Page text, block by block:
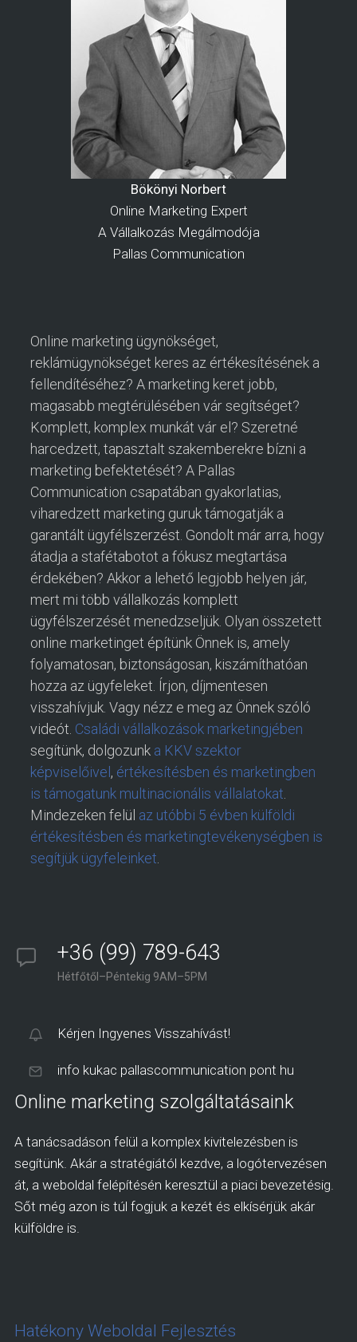
Bökönyi Norbert
Online Marketing Expert
A Vállalkozás Megálmodója
Pallas Communication
Online marketing ügynökséget,
reklámügynökséget keres az értékesítésének a
fellendítéséhez? A marketing keret jobb,
magasabb megtérülésében vár segítséget?
Komplett, komplex munkát vár el? Szeretné
harcedzett, tapasztalt szakemberekre bízni a
marketing befektetését? A Pallas
Communication csapatában gyakorlatias,
viharedzett marketing guruk támogatják a
garantált ügyfélszerzést. Gondolt már arra, hogy
átadja a stafétabotot a fókusz megtartása
érdekében? Akkor a lehető legjobb helyen jár,
mert mi több vállalkozás komplett
ügyfélszerzését menedzseljük. Olyan összetett
online marketinget építünk Önnek is, amely
folyamatosan, biztonságosan, kiszámíthatóan
hozza az ügyfeleket. Írjon, díjmentesen
visszahívjuk. Vagy nézz e meg az Önnek szóló
videót. Családi vállalkozások marketingjében
segítünk, dolgozunk a KKV szektor
képviselőivel , értékesítésben és marketingben
is támogatunk multinacionális vállalatokat.
Mindezeken felül az utóbbi 5 évben külföldi
értékesítésben és marketingtevékenységben is
segítjük ügyfeleinket.
+36 (99) 789-643
Hétfőtől–Péntekig 9AM–5PM
Kérjen Ingyenes Visszahívást!
info kukac pallascommunication pont hu
Online marketing szolgáltatásaink
A tanácsadáson felül a komplex kivitelezésben is
segítünk. Akár a stratégiától kezdve, a logótervezésen
át, a weboldal felépítésén keresztül a piaci bevezetésig.
Sőt még azon is túl fogjuk a kezét és elkísérjük akár
külföldre is.
Hatékony Weboldal Fejlesztés